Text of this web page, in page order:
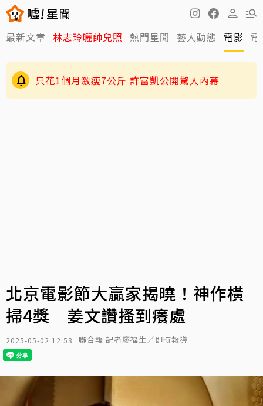
最新文章 林志玲曬帥兒照 熱門星聞 藝人動態 電影
只花1個月激瘦7公斤 許富凱公開驚人內幕
北京電影節大贏家揭曉！神作橫
掃4獎 姜文讚搔到癢處
2025-05-02 12:53 聯合報 記者廖福生／即時報導